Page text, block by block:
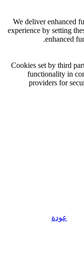
We deliver enhanced
experience by setting
enhanced
Cookies set by third
functionality in
providers for
عودة